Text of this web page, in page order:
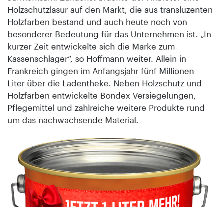
Holzschutzlasur auf den Markt, die aus transluzenten
Holzfarben bestand und auch heute noch von
besonderer Bedeutung für das Unternehmen ist. „In
kurzer Zeit entwickelte sich die Marke zum
Kassenschlager“, so Hoffmann weiter. Allein in
Frankreich gingen im Anfangsjahr fünf Millionen
Liter über die Ladentheke. Neben Holzschutz und
Holzfarben entwickelte Bondex Versiegelungen,
Pflegemittel und zahlreiche weitere Produkte rund
um das nachwachsende Material.